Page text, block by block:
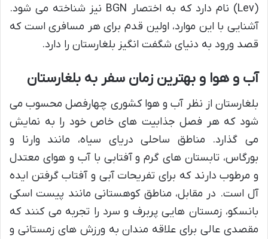
(Lev) نام دارد که به اختصار BGN نیز شناخته می شود.
آشنایی با این موارد، اولین قدم برای هر مسافری است که
قصد ورود به دنیای شگفت انگیز بلغارستان را دارد.
آب و هوا و بهترین زمان سفر به بلغارستان
بلغارستان از نظر آب و هوا کشوری چهارفصل محسوب می
شود که هر فصل جذابیت های خاص خود را به نمایش
می گذارد. مناطق ساحلی دریای سیاه، مانند وارنا و
بورگاس، تابستان های گرم و آفتابی با آب و هوای معتدل
و مرطوب دارند که برای تفریحات آبی و آفتاب گرفتن ایده
آل است. در مقابل، مناطق کوهستانی مانند پیست اسکی
بانسکو، زمستان هایی پربرف و سرد را تجربه می کنند که
مقصدی عالی برای علاقه مندان به ورزش های زمستانی و